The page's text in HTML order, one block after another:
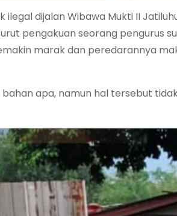
ilegal dijalan Wibawa Mukti II
pengakuan seorang pengurus
marak dan peredarannya
apa, namun hal tersebut